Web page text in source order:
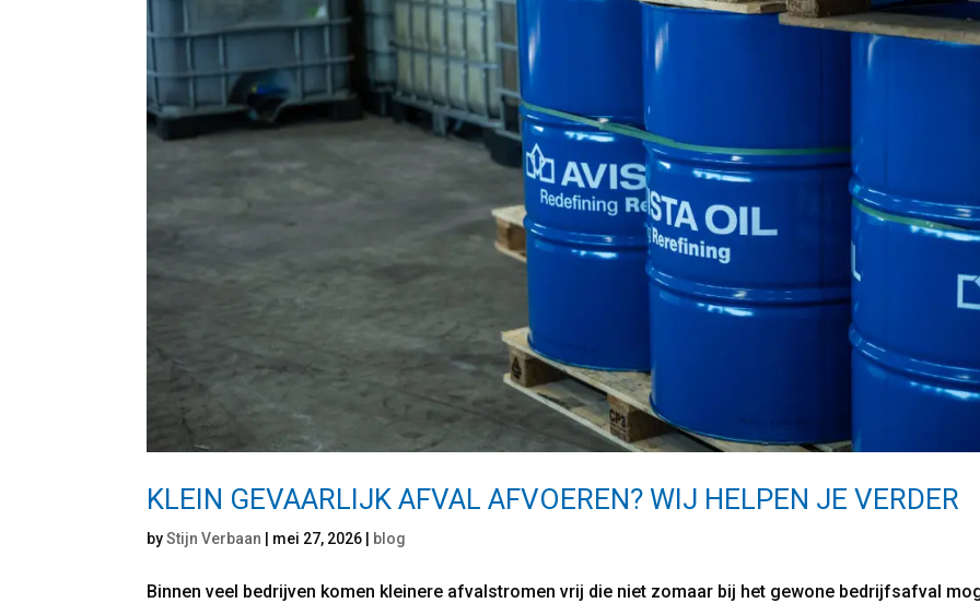
KLEIN GEVAARLIJK AFVAL AFVOEREN? WIJ HELPEN JE VERDER
byStijn Verbaan mei 27, 2026 blog
Binnen veel bedrijven komen kleinere afvalstromen vrij die niet zomaar bij het gewone bedrijfsafval